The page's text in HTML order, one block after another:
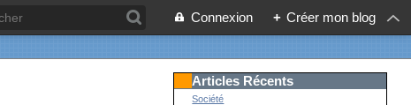
Connexion + Créer mon blog
Articles Récents
Société